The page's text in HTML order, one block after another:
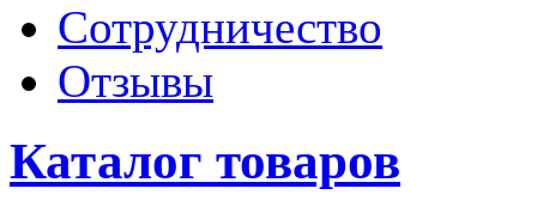
Сотрудничество
Отзывы
Каталог товаров